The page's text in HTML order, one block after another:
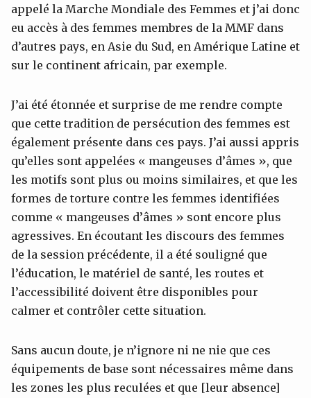
appelé la Marche Mondiale des Femmes et j’ai donc
eu accès à des femmes membres de la MMF dans
d’autres pays, en Asie du Sud, en Amérique Latine et
sur le continent africain, par exemple.
J’ai été étonnée et surprise de me rendre compte
que cette tradition de persécution des femmes est
également présente dans ces pays. J’ai aussi appris
qu’elles sont appelées « mangeuses d’âmes », que
les motifs sont plus ou moins similaires, et que les
formes de torture contre les femmes identifiées
comme « mangeuses d’âmes » sont encore plus
agressives. En écoutant les discours des femmes
de la session précédente, il a été souligné que
l’éducation, le matériel de santé, les routes et
l’accessibilité doivent être disponibles pour
calmer et contrôler cette situation.
Sans aucun doute, je n’ignore ni ne nie que ces
équipements de base sont nécessaires même dans
les zones les plus reculées et que [leur absence]